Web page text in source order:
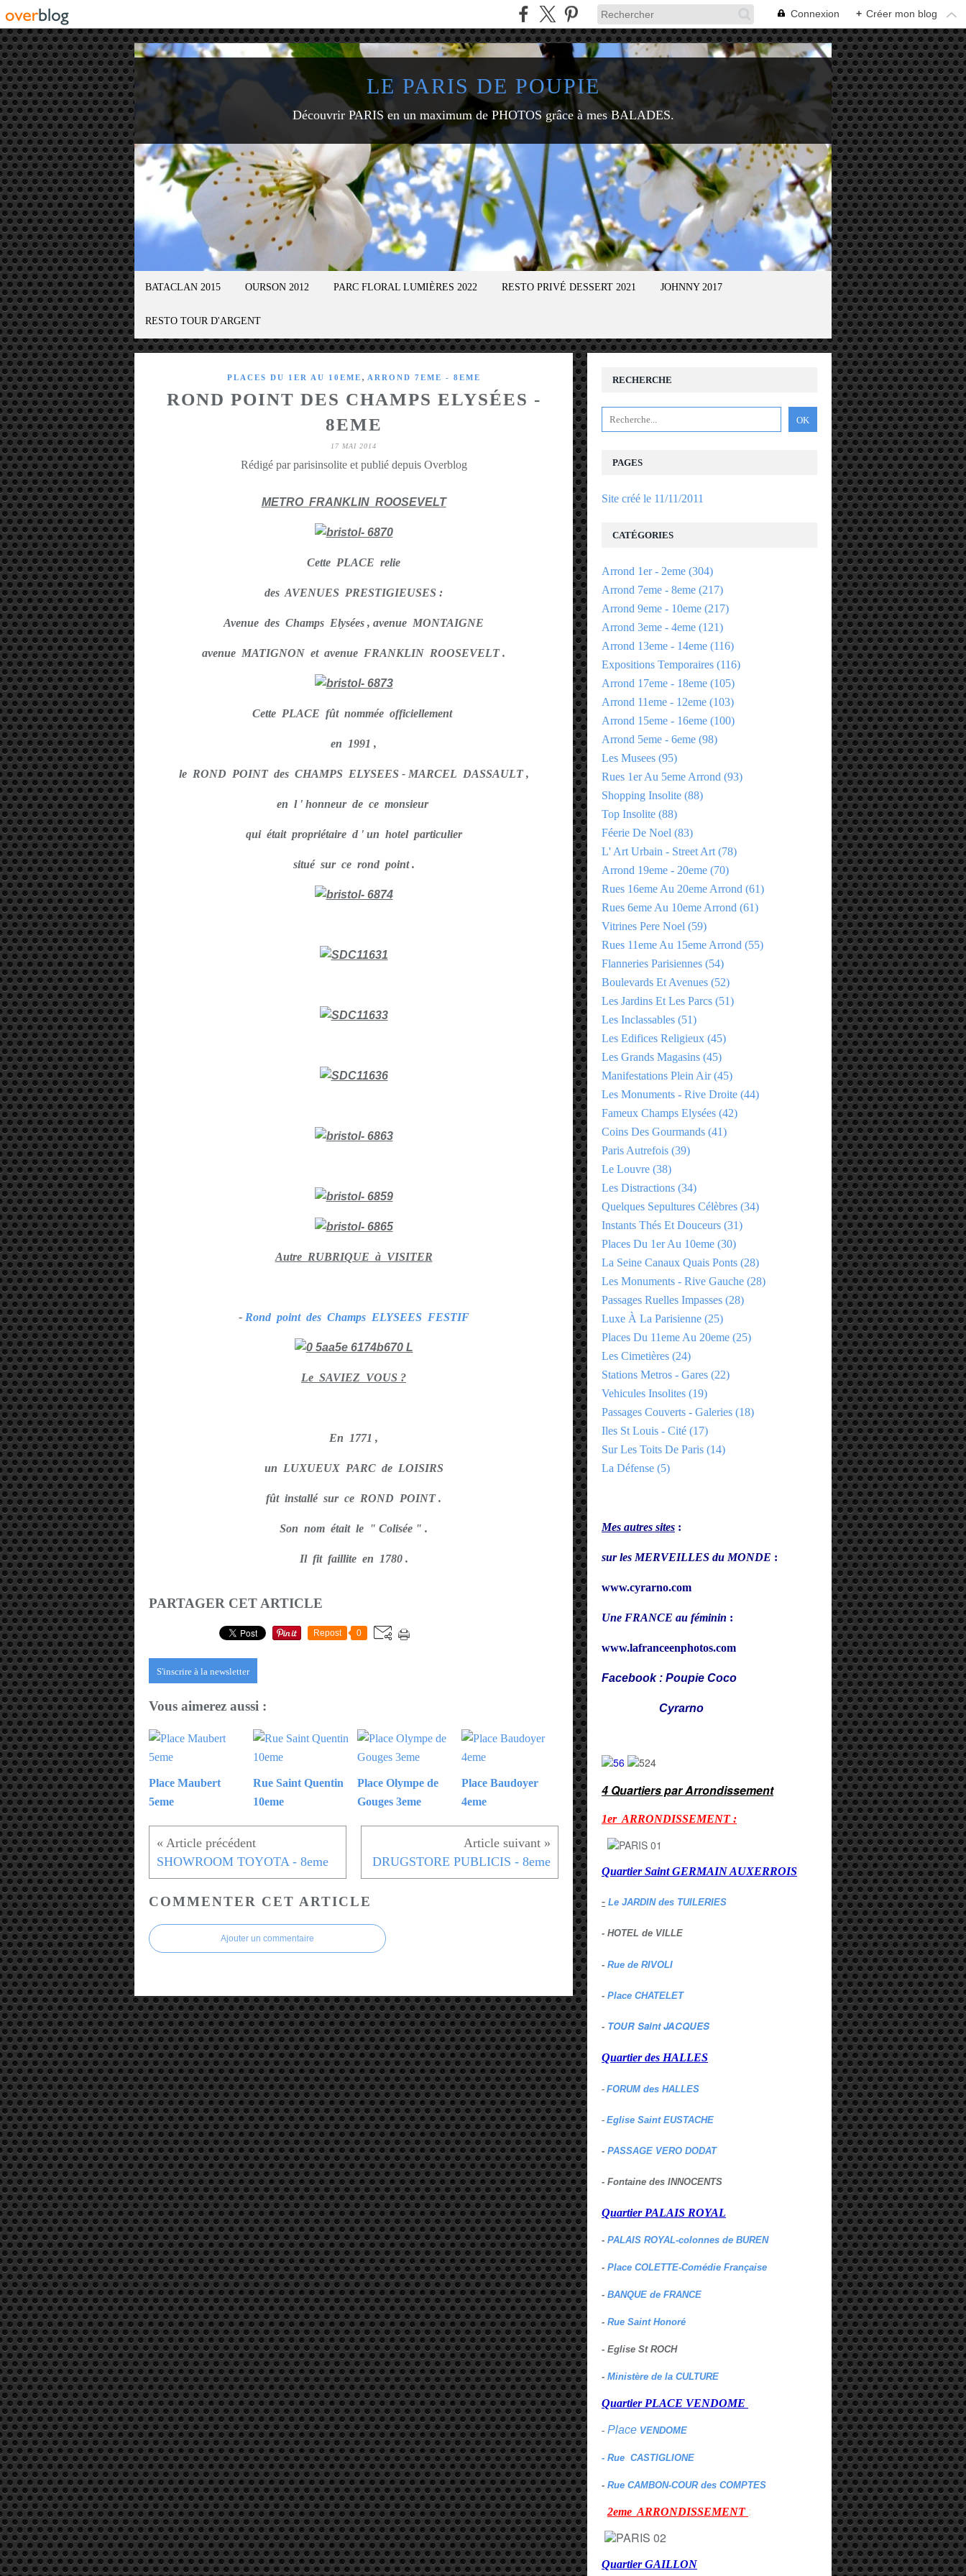
Connexion + Créer mon blog
LE PARIS DE POUPIE
Découvrir PARIS en un maximum de PHOTOS grâce à mes BALADES.
BATACLAN 2015 OURSON 2012 PARC FLORAL LUMIÈRES 2022 RESTO PRIVÉ DESSERT 2021 JOHNNY 2017
RESTO TOUR D'ARGENT
PLACES DU 1ER AU 10EME , ARROND 7EME - 8EME
ROND POINT DES CHAMPS ELYSÉES -
8EME
17 MAI 2014
Rédigé par parisinsolite et publié depuis Overblog
METRO FRANKLIN ROOSEVELT
Cette PLACE relie
des AVENUES PRESTIGIEUSES :
Avenue des Champs Elysées , avenue MONTAIGNE
avenue MATIGNON et avenue FRANKLIN ROOSEVELT .
Cette PLACE fût nommée officiellement
en 1991 ,
le ROND POINT des CHAMPS ELYSEES - MARCEL DASSAULT ,
en l ' honneur de ce monsieur
qui était propriétaire d ' un hotel particulier
situé sur ce rond point .
Autre RUBRIQUE à VISITER
- Rond point des Champs ELYSEES FESTIF
Le SAVIEZ VOUS ?
En 1771 ,
un LUXUEUX PARC de LOISIRS
fût installé sur ce ROND POINT .
Son nom était le " Colisée " .
Il fit faillite en 1780 .
PARTAGER CET ARTICLE
Repost 0
S'inscrire à la newsletter
Vous aimerez aussi :
Place Maubert
5eme
Rue Saint Quentin
10eme
Place Olympe de
Gouges 3eme
Place Baudoyer
4eme
SHOWROOM TOYOTA - 8eme DRUGSTORE PUBLICIS - 8eme
COMMENTER CET ARTICLE
Ajouter un commentaire
RECHERCHE
PAGES
Site créé le 11/11/2011
CATÉGORIES
Arrond 1er - 2eme (304)
Arrond 7eme - 8eme (217)
Arrond 9eme - 10eme (217)
Arrond 3eme - 4eme (121)
Arrond 13eme - 14eme (116)
Expositions Temporaires (116)
Arrond 17eme - 18eme (105)
Arrond 11eme - 12eme (103)
Arrond 15eme - 16eme (100)
Arrond 5eme - 6eme (98)
Les Musees (95)
Rues 1er Au 5eme Arrond (93)
Shopping Insolite (88)
Top Insolite (88)
Féerie De Noel (83)
L' Art Urbain - Street Art (78)
Arrond 19eme - 20eme (70)
Rues 16eme Au 20eme Arrond (61)
Rues 6eme Au 10eme Arrond (61)
Vitrines Pere Noel (59)
Rues 11eme Au 15eme Arrond (55)
Flanneries Parisiennes (54)
Boulevards Et Avenues (52)
Les Jardins Et Les Parcs (51)
Les Inclassables (51)
Les Edifices Religieux (45)
Les Grands Magasins (45)
Manifestations Plein Air(45)
Les Monuments - Rive Droite (44)
Fameux Champs Elysées (42)
Coins Des Gourmands (41)
Paris Autrefois (39)
Le Louvre (38)
Les Distractions (34)
Quelques Sepultures Célèbres (34)
Instants Thés Et Douceurs (31)
Places Du 1er Au 10eme (30)
La Seine Canaux Quais Ponts (28)
Les Monuments - Rive Gauche (28)
Passages Ruelles Impasses (28)
Luxe À La Parisienne (25)
Places Du 11eme Au 20eme (25)
Les Cimetières (24)
Stations Metros - Gares (22)
Vehicules Insolites (19)
Passages Couverts - Galeries (18)
Iles St Louis - Cité (17)
Sur Les Toits De Paris (14)
La Défense (5)
Mes autres sites :
sur les MERVEILLES du MONDE :
www.cyrarno.com
Une FRANCE au féminin :
www.lafranceenphotos.com
Facebook : Poupie Coco
Cyrarno
4 Quartiers par Arrondissement
1er ARRONDISSEMENT :
Quartier Saint GERMAIN AUXERROIS
- Le JARDIN des TUILERIES
- HOTEL de VILLE
- Rue de RIVOLI
- Place CHATELET
- TOUR Saint JACQUES
Quartier des HALLES
- FORUM des HALLES
- Eglise Saint EUSTACHE
- PASSAGE VERO DODAT
- Fontaine des INNOCENTS
Quartier PALAIS ROYAL
- PALAIS ROYAL-colonnes de BUREN
- Place COLETTE-Comédie Française
- BANQUE de FRANCE
- Rue Saint Honoré
- Eglise St ROCH
- Ministère de la CULTURE
Quartier PLACE VENDOME
- Place VENDOME
- Rue CASTIGLIONE
- Rue CAMBON-COUR des COMPTES
2eme ARRONDISSEMENT :
Quartier GAILLON